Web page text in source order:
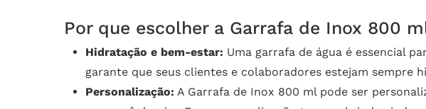
Por que escolher a Garrafa de Inox 800
Hidratação e bem-estar: Uma garrafa de água é essencial
garante que seus clientes e colaboradores estejam sempre
Personalização: A Garrafa de Inox 800 ml pode ser